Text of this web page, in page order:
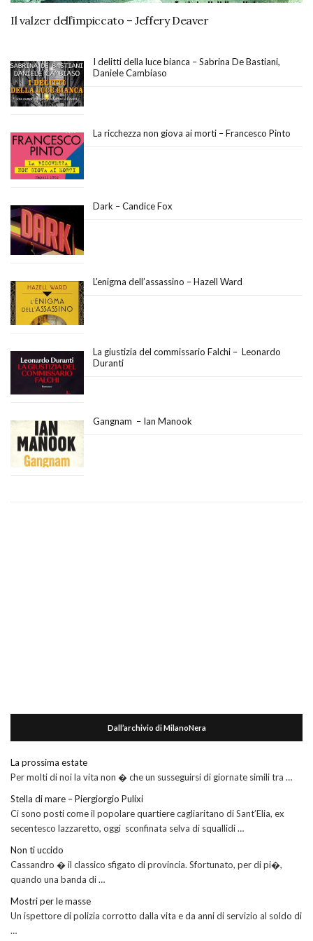
Il valzer dell’impiccato – Jeffery Deaver
I delitti della luce bianca – Sabrina De Bastiani,
Daniele Cambiaso
La ricchezza non giova ai morti – Francesco Pinto
Dark – Candice Fox
L’enigma dell’assassino – Hazell Ward
La giustizia del commissario Falchi – Leonardo
Duranti
Gangnam – Ian Manook
Dall’archivio di MilanoNera
La prossima estate
Per molti di noi la vita non � che un susseguirsi di giornate simili tra …
Stella di mare – Piergiorgio Pulixi
Ci sono posti come il popolare quartiere cagliaritano di Sant’Elia, ex
secentesco lazzaretto, oggi sconfinata selva di squallidi …
Non ti uccido
Cassandro � il classico sfigato di provincia. Sfortunato, per di pi�,
quando una banda di …
Mostri per le masse
Un ispettore di polizia corrotto dalla vita e da anni di servizio al soldo di
…